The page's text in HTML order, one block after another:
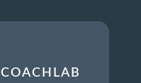
COACHLAB